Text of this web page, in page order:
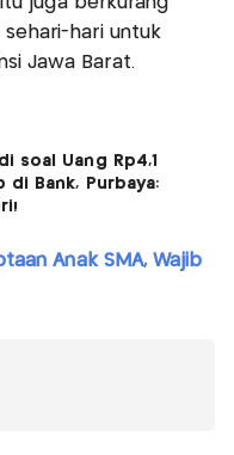
sehari-hari untuk
Jawa Barat.
soal Uang Rp4,1
di Bank, Purbaya:
Anak SMA, Wajib